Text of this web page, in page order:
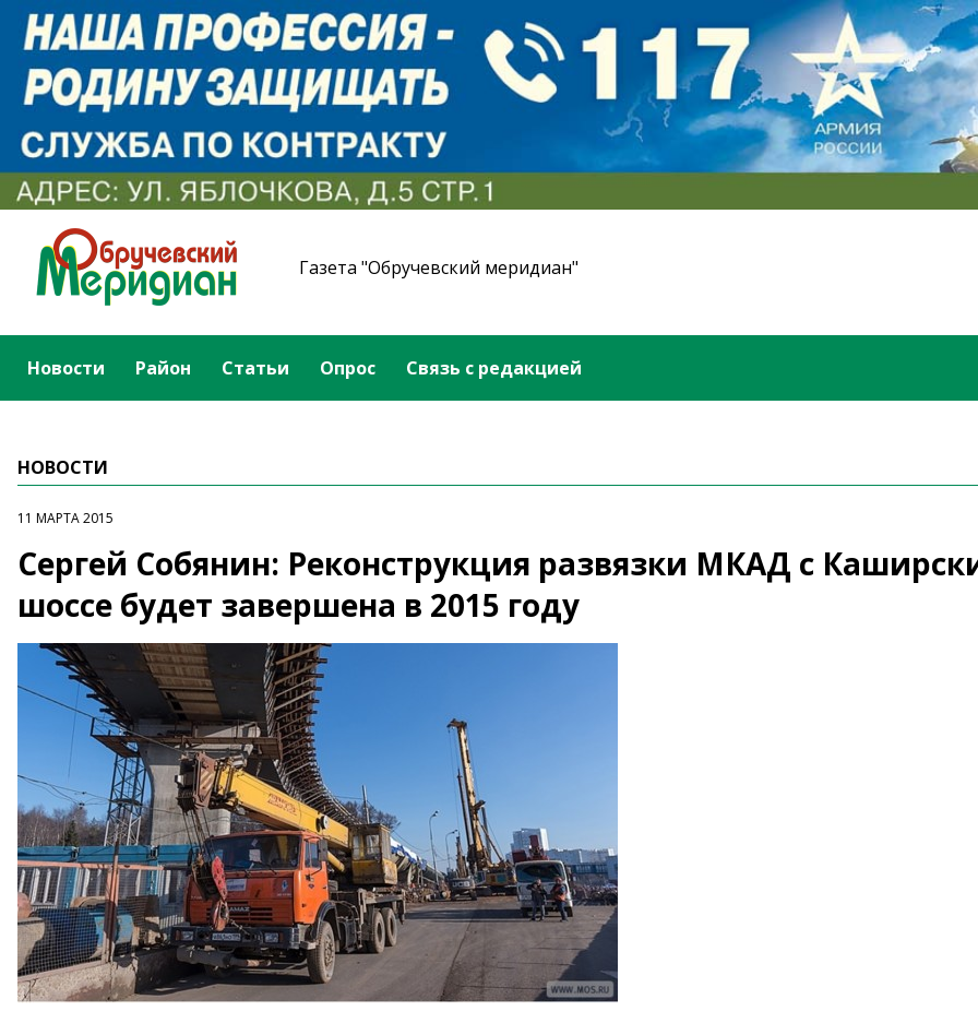
Газета "Обручевский меридиан"
Новости Район Статьи Опрос Связь с редакцией
НОВОСТИ
11 МАРТА 2015
Сергей Собянин: Реконструкция развязки МКАД с
шоссе будет завершена в 2015 году